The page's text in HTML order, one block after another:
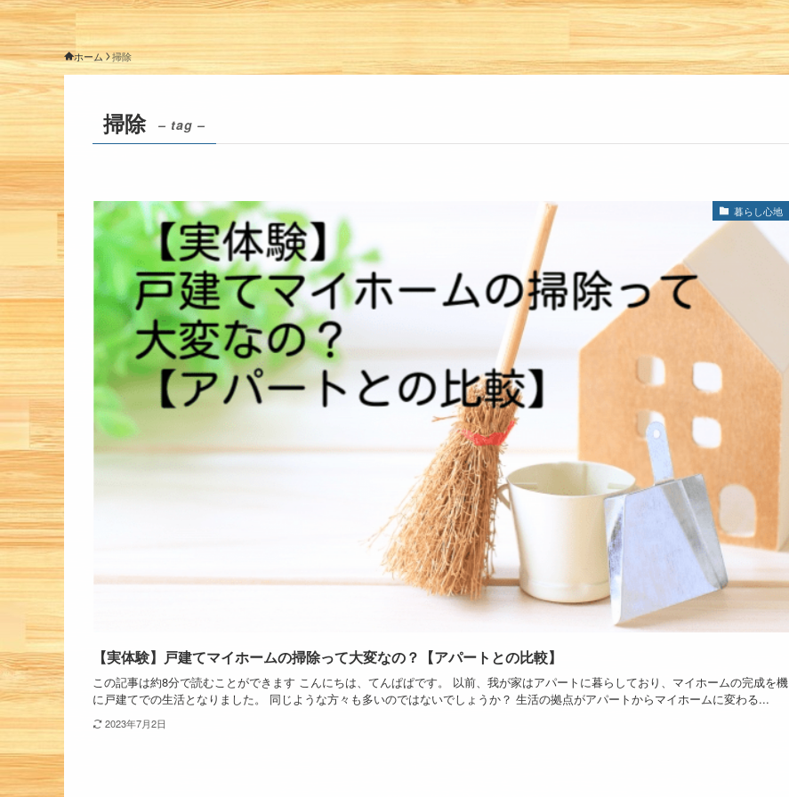
ホーム 掃除
掃除 – tag –
暮らし心地
【実体験】戸建てマイホームの掃除って大変なの？【アパートとの比較】
この記事は約8分で読むことができます こんにちは、てんぱぱです。 以前、我が家はアパートに暮らしており、マイホームの完成を機
に戸建てでの生活となりました。 同じような方々も多いのではないでしょうか？ 生活の拠点がアパートからマイホームに変わる...
2023年7月2日